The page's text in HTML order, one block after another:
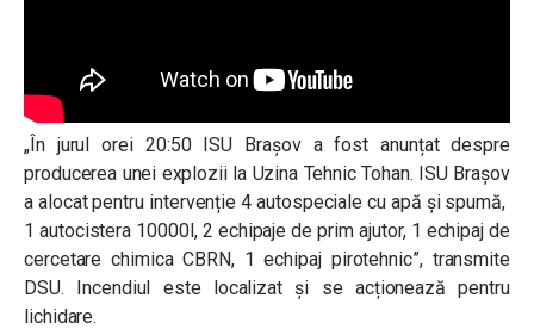
„În jurul orei 20:50 ISU Brașov a fost anunțat despre
producerea unei explozii la Uzina Tehnic Tohan. ISU Brașov
a alocat pentru intervenție 4 autospeciale cu apă și spumă,
1 autocistera 10000l, 2 echipaje de prim ajutor, 1 echipaj de
cercetare chimica CBRN, 1 echipaj pirotehnic”, transmite
DSU. Incendiul este localizat și se acționează pentru
lichidare.